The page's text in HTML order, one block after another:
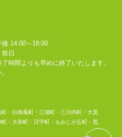
14:00～18:00
日
時間よりも早めに終了いたします。
・白南風町・三浦町・三川内町・大黒
・大和町・日宇町・もみじが丘町・黒